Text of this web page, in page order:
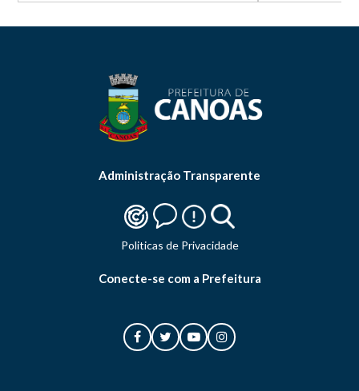
Administração Transparente
Politicas de Privacidade
Conecte-se com a Prefeitura